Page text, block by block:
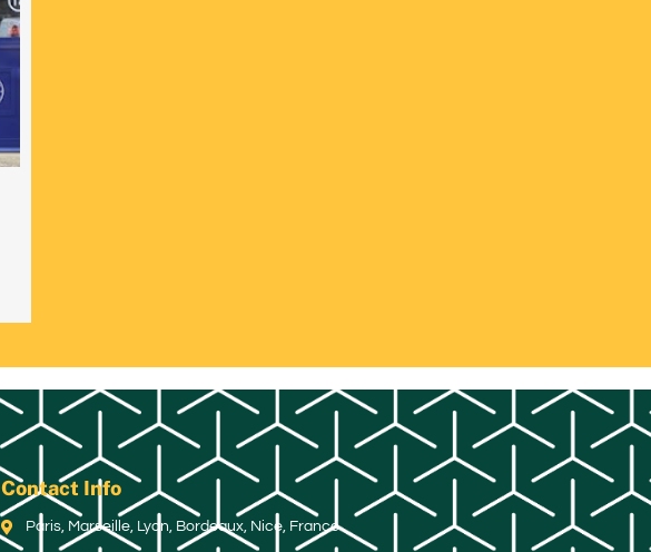
Contact Info
Paris, Marseille, Lyon, Bordeaux, Nice, France